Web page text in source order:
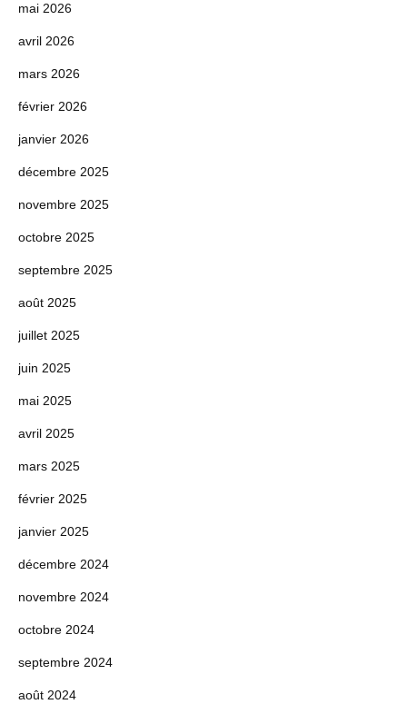
mai 2026
avril 2026
mars 2026
février 2026
janvier 2026
décembre 2025
novembre 2025
octobre 2025
septembre 2025
août 2025
juillet 2025
juin 2025
mai 2025
avril 2025
mars 2025
février 2025
janvier 2025
décembre 2024
novembre 2024
octobre 2024
septembre 2024
août 2024